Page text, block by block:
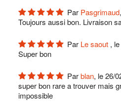
Par Pasgrimaud
Toujours aussi bon. Livraison
Par Le saout ,
Super bon
Parblan, le 26/
super bon rare a trouver mais
impossible